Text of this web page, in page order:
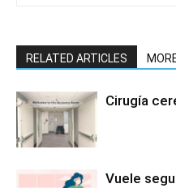
RELATED ARTICLES
Cirugía
Vuele